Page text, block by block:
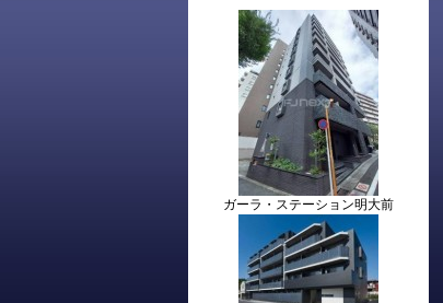
ガーラ・ステーション明大前